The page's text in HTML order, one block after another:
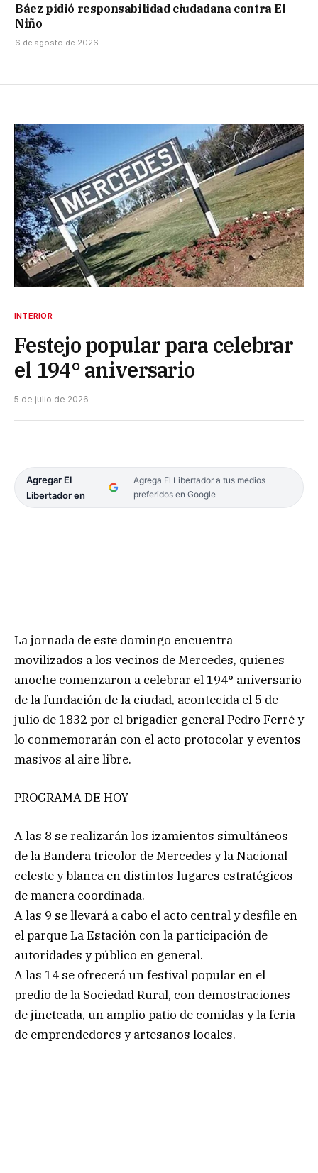
Báez pidió responsabilidad ciudadana contra El
Niño
6 de agosto de 2026
INTERIOR
Festejo popular para celebrar
el 194° aniversario
5 de julio de 2026
Agregar El
Libertador en
Agrega El Libertador a tus medios
preferidos en Google
La jornada de este domingo encuentra
movilizados a los vecinos de Mercedes, quienes
anoche comenzaron a celebrar el 194° aniversario
de la fundación de la ciudad, acontecida el 5 de
julio de 1832 por el brigadier general Pedro Ferré y
lo conmemorarán con el acto protocolar y eventos
masivos al aire libre.
PROGRAMA DE HOY
A las 8 se realizarán los izamientos simultáneos
de la Bandera tricolor de Mercedes y la Nacional
celeste y blanca en distintos lugares estratégicos
de manera coordinada.
A las 9 se llevará a cabo el acto central y desfile en
el parque La Estación con la participación de
autoridades y público en general.
A las 14 se ofrecerá un festival popular en el
predio de la Sociedad Rural, con demostraciones
de jineteada, un amplio patio de comidas y la feria
de emprendedores y artesanos locales.